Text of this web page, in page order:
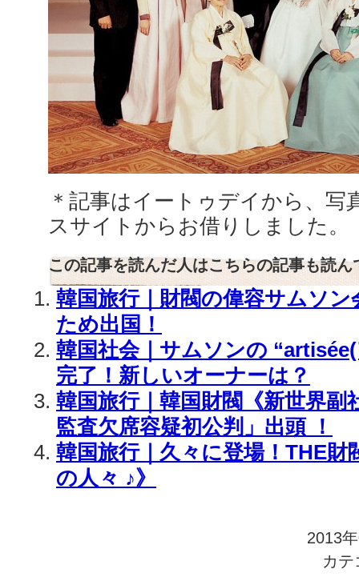
＊記事はイートゥデイから、写
スサイトからお借りしました。
この記事を読んだ人はこちらの記事も読ん
韓国旅行｜財閥の偉容サムソン
ため出国！
韓国社会｜サムソンの
完了！新しいオーナーは？
韓国旅行｜韓国財閥《新世界副
監査欠席容疑初公判」出頭 ！
韓国旅行｜久々に登場！THE財
の人々 ♪》
2013
カ